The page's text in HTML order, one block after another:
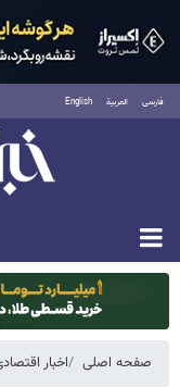
فارسی العربية English
یکشنبه ۱۸ مرداد
صفحه اصلی اخبار